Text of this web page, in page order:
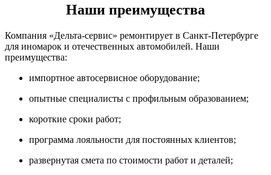
Наши преимущества
Компания «Дельта-сервис» ремонтирует в Санкт-Петербурге
для иномарок и отечественных автомобилей. Наши
преимущества:
импортное автосервисное оборудование;
опытные специалисты с профильным образованием;
короткие сроки работ;
программа лояльности для постоянных клиентов;
развернутая смета по стоимости работ и деталей;